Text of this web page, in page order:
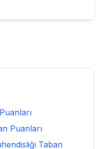
Puanları
Taban